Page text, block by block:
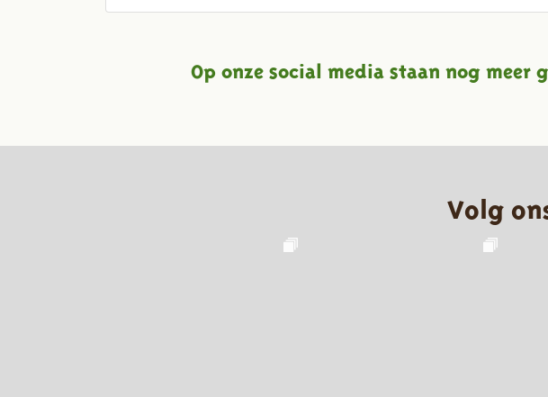
Op onze social media staan nog meer
Volg